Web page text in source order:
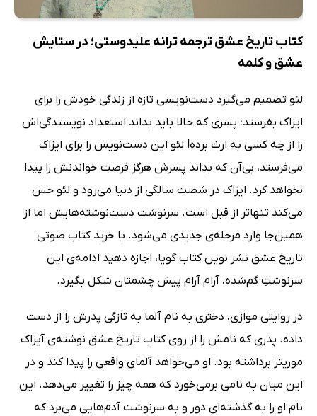
کتاب تاریخ عشق ترجمه ترانه علیدوستی؛ در ستایش
عشق و کلمه
لئو تصمیم می‌گیرد دست‌نویسی تازه از زندگی خودش را برای
ایزاک بفرستد؛ پسری که حالا باید بداند استعداد نویسندگی‌اش
را از چه کسی به ارث برده! لئو این دست‌نویس را برای ایزاک
می‌فرستد، بی‌آن که بداند پسرش هرگز فرصت خواندنش را پیدا
نخواهد کرد. ایزاک در شصت سالگی از دنیا می‌رود و لئو حس
می‌کند تنهاتر از قبل است. سرنوشت دست‌نوشته‌هایش اما از
همین‌جا وارد مرحله‌ی جدیدی می‌شود. با خرید کتاب صوتی
تاریخ عشق نشر نوین کتاب گویا، اجازه دهید ادامه‌ی این
سرنوشتِ گم‌شده، آرام آرام پیش چشمتان شکل بگیرد.
در روایتی موازی، دختری به نام آلما به تازگی پدرش را از دست
داده. پدری که نامش را از روی کتاب تاریخ عشق نوشته‌ی آیزاک
موریتز برداشته بود. او می‌خواهد آلمای واقعی را پیدا کند و در
این میان به نامی برمی‌خورد که همه چیز را تغییر می‌دهد. این
نام او را به گذشته‌ای دور و به سرنوشت آدم‌هایی می‌برد که